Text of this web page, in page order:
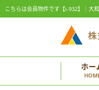
こちらは会員物件です【i-932】｜大
ホー